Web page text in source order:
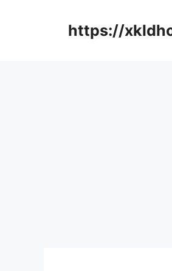
https://